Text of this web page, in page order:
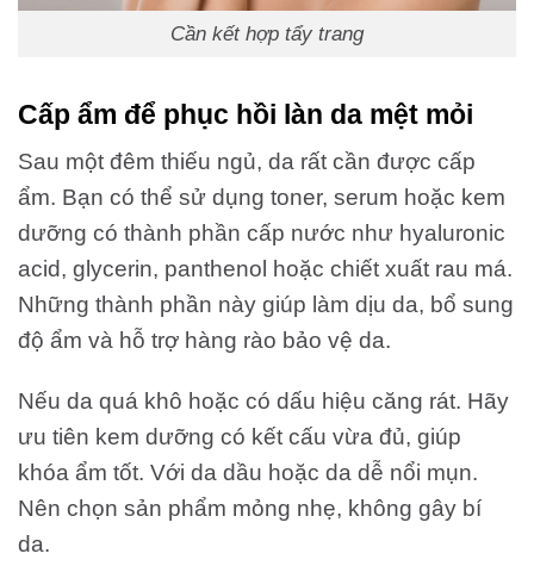
Cần kết hợp tẩy trang
Cấp ẩm để phục hồi làn da mệt mỏi
Sau một đêm thiếu ngủ, da rất cần được cấp
ẩm. Bạn có thể sử dụng toner, serum hoặc kem
dưỡng có thành phần cấp nước như hyaluronic
acid, glycerin, panthenol hoặc chiết xuất rau má.
Những thành phần này giúp làm dịu da, bổ sung
độ ẩm và hỗ trợ hàng rào bảo vệ da.
Nếu da quá khô hoặc có dấu hiệu căng rát. Hãy
ưu tiên kem dưỡng có kết cấu vừa đủ, giúp
khóa ẩm tốt. Với da dầu hoặc da dễ nổi mụn.
Nên chọn sản phẩm mỏng nhẹ, không gây bí
da.